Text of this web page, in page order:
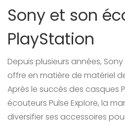
Sony et son
PlayStation
Depuis plusieurs années,
offre en matière de matériel
Après le succès des casques
écouteurs Pulse Explore, la
diversifier ses accessoires